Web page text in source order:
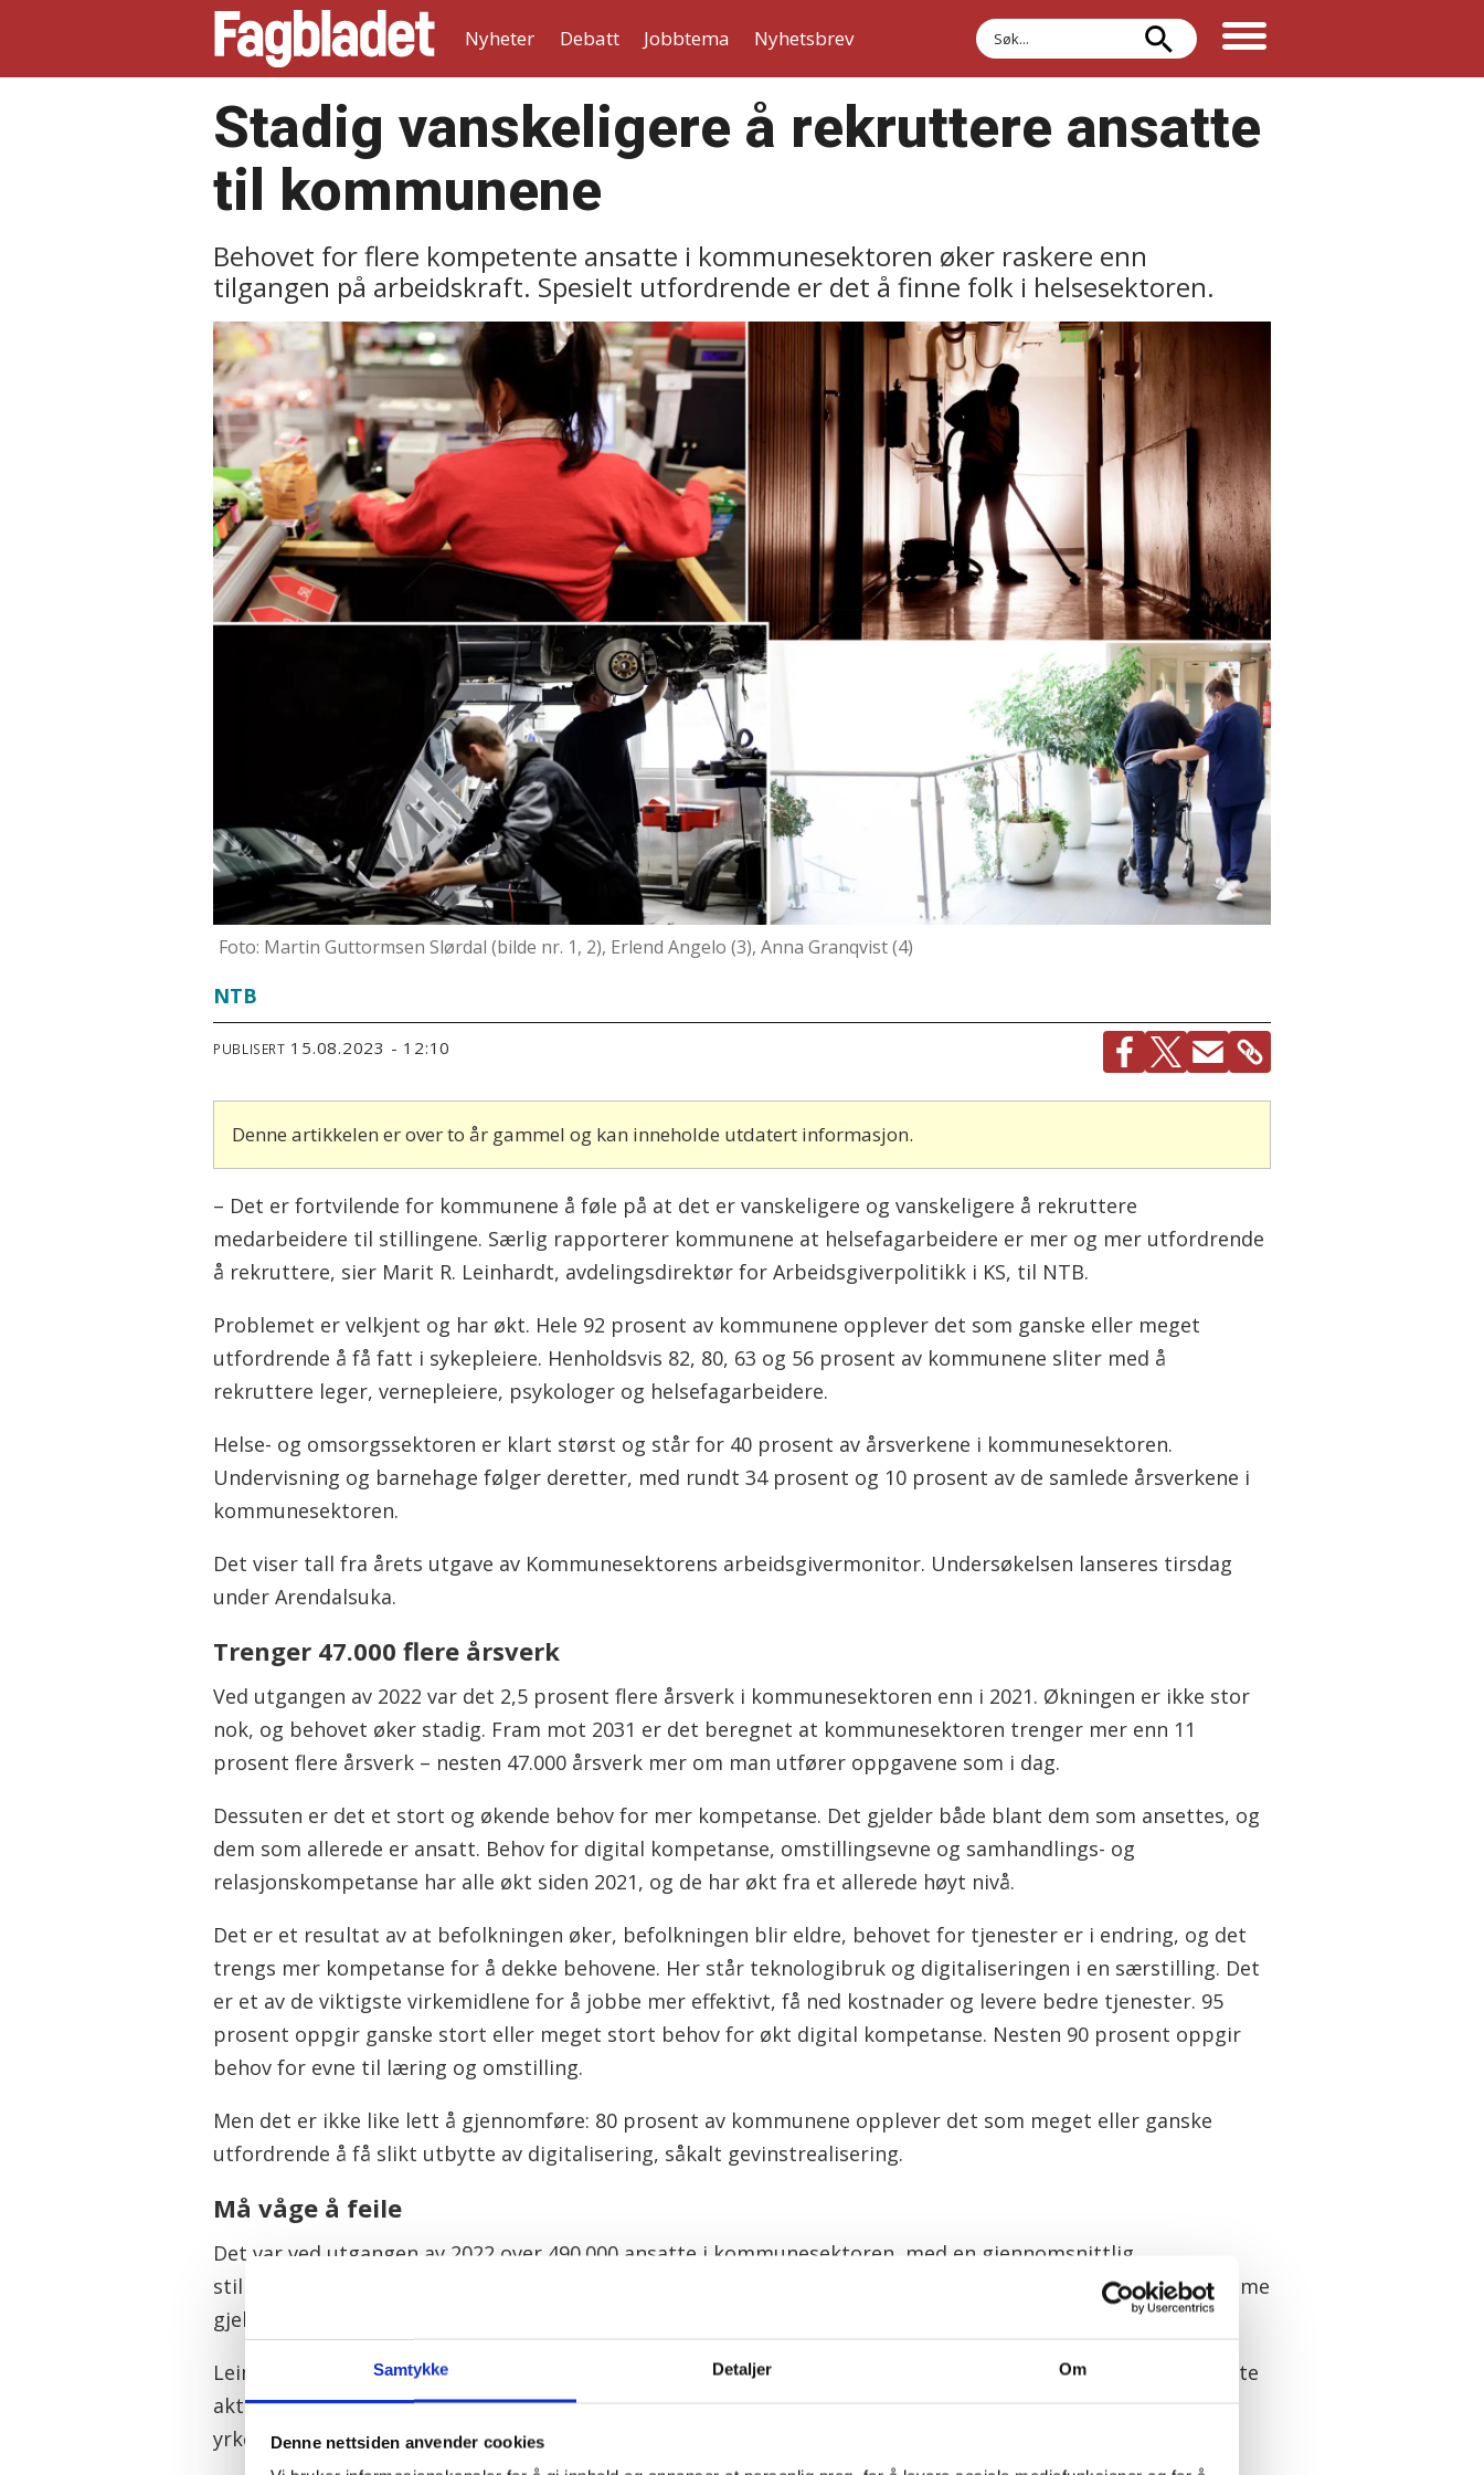
Samtykke Detaljer Om
Denne nettsiden anvender cookies
Nyheter Debatt Jobbtema Nyhetsbrev
Søk
Stadig vanskeligere å rekruttere ansatte
til kommunene
Behovet for flere kompetente ansatte i kommunesektoren øker raskere enn
tilgangen på arbeidskraft. Spesielt utfordrende er det å finne folk i helsesektoren.
Foto: Martin Guttormsen Slørdal (bilde nr. 1, 2), Erlend Angelo (3), Anna Granqvist (4)
NTB
PUBLISERT 15.08.2023 - 12:10
Denne artikkelen er over to år gammel og kan inneholde utdatert informasjon.
– Det er fortvilende for kommunene å føle på at det er vanskeligere og vanskeligere å rekruttere
medarbeidere til stillingene. Særlig rapporterer kommunene at helsefagarbeidere er mer og mer utfordrende
å rekruttere, sier Marit R. Leinhardt, avdelingsdirektør for Arbeidsgiverpolitikk i KS, til NTB.
Problemet er velkjent og har økt. Hele 92 prosent av kommunene opplever det som ganske eller meget
utfordrende å få fatt i sykepleiere. Henholdsvis 82, 80, 63 og 56 prosent av kommunene sliter med å
rekruttere leger, vernepleiere, psykologer og helsefagarbeidere.
Helse- og omsorgssektoren er klart størst og står for 40 prosent av årsverkene i kommunesektoren.
Undervisning og barnehage følger deretter, med rundt 34 prosent og 10 prosent av de samlede årsverkene i
kommunesektoren.
Det viser tall fra årets utgave av Kommunesektorens arbeidsgivermonitor. Undersøkelsen lanseres tirsdag
under Arendalsuka.
Trenger 47.000 flere årsverk
Ved utgangen av 2022 var det 2,5 prosent flere årsverk i kommunesektoren enn i 2021. Økningen er ikke stor
nok, og behovet øker stadig. Fram mot 2031 er det beregnet at kommunesektoren trenger mer enn 11
prosent flere årsverk – nesten 47.000 årsverk mer om man utfører oppgavene som i dag.
Dessuten er det et stort og økende behov for mer kompetanse. Det gjelder både blant dem som ansettes, og
dem som allerede er ansatt. Behov for digital kompetanse, omstillingsevne og samhandlings- og
relasjonskompetanse har alle økt siden 2021, og de har økt fra et allerede høyt nivå.
Det er et resultat av at befolkningen øker, befolkningen blir eldre, behovet for tjenester er i endring, og det
trengs mer kompetanse for å dekke behovene. Her står teknologibruk og digitaliseringen i en særstilling. Det
er et av de viktigste virkemidlene for å jobbe mer effektivt, få ned kostnader og levere bedre tjenester. 95
prosent oppgir ganske stort eller meget stort behov for økt digital kompetanse. Nesten 90 prosent oppgir
behov for evne til læring og omstilling.
Men det er ikke like lett å gjennomføre: 80 prosent av kommunene opplever det som meget eller ganske
utfordrende å få slikt utbytte av digitalisering, såkalt gevinstrealisering.
Må våge å feile
Det var ved utgangen av 2022 over 490.000 ansatte i kommunesektoren, med en gjennomsnittlig
stillingsstørrelse på rundt 86 prosent. Å få flere til å jobbe heltid vil bidra til at antall årsverk øker. Det samme
gjelder tiltak som får seniorer til å stå lenger i arbeidslivet, og tiltak for å få ned sykefravær.
Leinhardt minner om at utfordringene brer seg ulikt i Norge. Kommunene må gjerne konkurrere med private
aktører og hverandre om kompetansen. De kommunale sektorene må også konkurrere med andre
yrkesgrupper, så det trengs tiltak for å bli mer attraktive som arbeidsplass.